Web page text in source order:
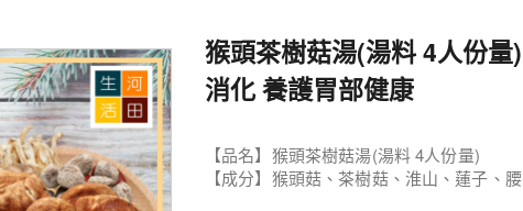
猴頭茶樹菇湯(湯料 4人份量
消化 養護胃部健康
【品名】猴頭茶樹菇湯(湯料 4人份量)
【成分】猴頭菇、茶樹菇、淮山、蓮子、